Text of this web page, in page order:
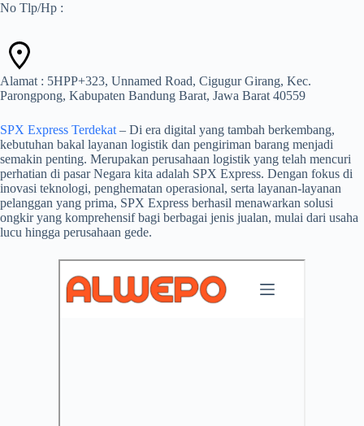
No Tlp/Hp :
Alamat : 5HPP+323, Unnamed Road, Cigugur Girang, Kec.
Parongpong, Kabupaten Bandung Barat, Jawa Barat 40559
SPX Express Terdekat – Di era digital yang tambah berkembang,
kebutuhan bakal layanan logistik dan pengiriman barang menjadi
semakin penting. Merupakan perusahaan logistik yang telah mencuri
perhatian di pasar Negara kita adalah SPX Express. Dengan fokus di
inovasi teknologi, penghematan operasional, serta layanan-layanan
pelanggan yang prima, SPX Express berhasil menawarkan solusi
ongkir yang komprehensif bagi berbagai jenis jualan, mulai dari usaha
lucu hingga perusahaan gede.